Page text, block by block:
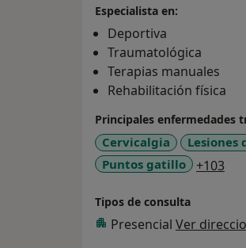
Especialista en:
Deportiva
Traumatológica
Terapias manuales
Rehabilitación física
Principales enfermedades
Cervicalgia Lesiones
Puntos gatillo
+103
Tipos de consulta
Presencial Ver